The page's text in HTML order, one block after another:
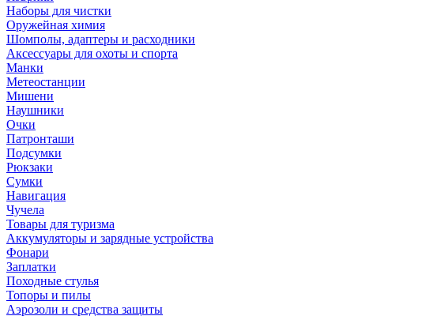
Наборы для чистки
Оружейная химия
Шомполы, адаптеры и расходники
Аксессуары для охоты и спорта
Манки
Метеостанции
Мишени
Наушники
Очки
Патронташи
Подсумки
Рюкзаки
Сумки
Навигация
Чучела
Товары для туризма
Аккумуляторы и зарядные устройства
Фонари
Заплатки
Походные стулья
Топоры и пилы
Аэрозоли и средства защиты